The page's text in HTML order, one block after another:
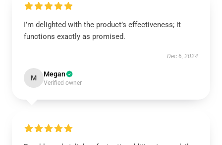
I’m delighted with the product’s effectiveness; it
functions exactly as promised.
Dec 6, 2024
M Megan
Verified owner